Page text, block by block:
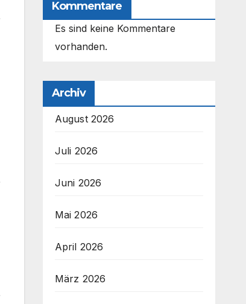
Kommentare
Es sind keine Kommentare
vorhanden.
Archiv
August 2026
Juli 2026
Juni 2026
Mai 2026
April 2026
März 2026